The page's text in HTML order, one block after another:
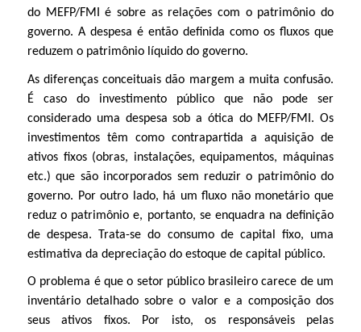
do MEFP/FMI é sobre as relações com o patrimônio do
governo. A despesa é então definida como os fluxos que
reduzem o patrimônio líquido do governo.
As diferenças conceituais dão margem a muita confusão.
É caso do investimento público que não pode ser
considerado uma despesa sob a ótica do MEFP/FMI. Os
investimentos têm como contrapartida a aquisição de
ativos fixos (obras, instalações, equipamentos, máquinas
etc.) que são incorporados sem reduzir o patrimônio do
governo. Por outro lado, há um fluxo não monetário que
reduz o patrimônio e, portanto, se enquadra na definição
de despesa. Trata-se do consumo de capital fixo, uma
estimativa da depreciação do estoque de capital público.
O problema é que o setor público brasileiro carece de um
inventário detalhado sobre o valor e a composição dos
seus ativos fixos. Por isto, os responsáveis pelas